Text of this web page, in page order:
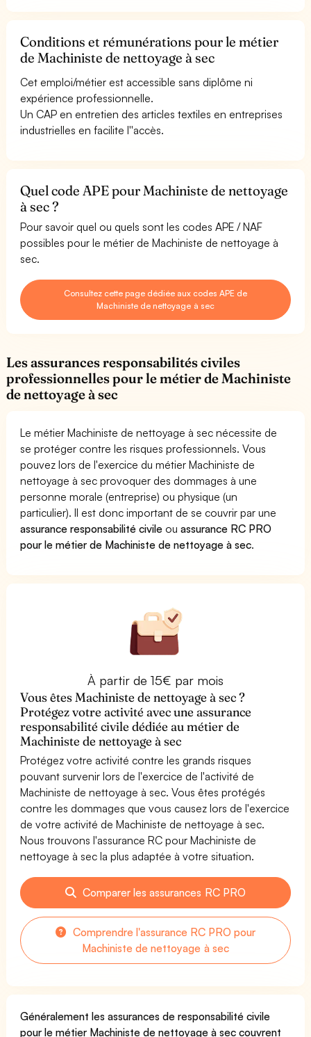
Conditions et rémunérations pour le métier
de Machiniste de nettoyage à sec
Cet emploi/métier est accessible sans diplôme ni
expérience professionnelle.
Un CAP en entretien des articles textiles en entreprises
industrielles en facilite l''accès.
Quel code APE pour Machiniste de nettoyage
à sec ?
Pour savoir quel ou quels sont les codes APE / NAF
possibles pour le métier de Machiniste de nettoyage à
sec.
Consultez cette page dédiée aux codes APE de
Machiniste de nettoyage à sec
Les assurances responsabilités civiles
professionnelles pour le métier de Machiniste
de nettoyage à sec
Le métier Machiniste de nettoyage à sec nécessite de
se protéger contre les risques professionnels. Vous
pouvez lors de l'exercice du métier Machiniste de
nettoyage à sec provoquer des dommages à une
personne morale (entreprise) ou physique (un
particulier). Il est donc important de se couvrir par une
assurance responsabilité civile ouassurance RC PRO
pour le métier de Machiniste de nettoyage à sec.
À partir de 15€ par mois
Vous êtes Machiniste de nettoyage à sec ?
Protégez votre activité avec une assurance
responsabilité civile dédiée au métier de
Machiniste de nettoyage à sec
Protégez votre activité contre les grands risques
pouvant survenir lors de l'exercice de l'activité de
Machiniste de nettoyage à sec. Vous êtes protégés
contre les dommages que vous causez lors de l'exercice
de votre activité de Machiniste de nettoyage à sec.
Nous trouvons l'assurance RC pour Machiniste de
nettoyage à sec la plus adaptée à votre situation.
Comparer les assurances RC PRO
Comprendre l'assurance RC PRO pour
Machiniste de nettoyage à sec
Généralement les assurances de responsabilité civile
pour le métier Machiniste de nettoyage à sec couvrent